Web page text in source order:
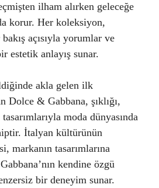
ilham alırken geleceğe
korur. Her koleksiyon,
açısıyla yorumlar ve
estetik anlayış sunar.
akla gelen ilk
Dolce & Gabbana, şıklığı,
moda dünyasında
İtalyan kültürünün
markanın tasarımlarına
kendine özgü
bir deneyim sunar.